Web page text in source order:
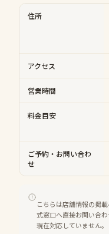
住所
アクセス
営業時間
料金目安
ご予約・お問い合わ
せ
こちらは店舗情報の掲
式窓口へ直接お問い合
現在対応していません。